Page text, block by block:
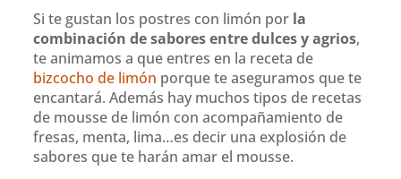
Si te gustan los postres con limón por la
combinación de sabores entre dulces y agrios,
te animamos a que entres en la receta de
bizcocho de limón porque te aseguramos que te
encantará. Además hay muchos tipos de recetas
de mousse de limón con acompañamiento de
fresas, menta, lima…es decir una explosión de
sabores que te harán amar el mousse.